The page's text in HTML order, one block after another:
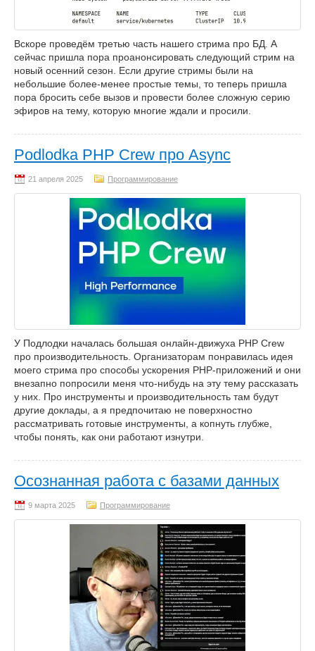
Вскоре проведём третью часть нашего стрима про БД. А
сейчас пришла пора проанонсировать следующий стрим на
новый осенний сезон. Если другие стримы были на
небольшие более-менее простые темы, то теперь пришла
пора бросить себе вызов и провести более сложную серию
эфиров на тему, которую многие ждали и просили.
Podlodka PHP Crew про Async
Программирование
У Подлодки началась большая онлайн-движуха PHP Crew
про производительность. Организаторам понравилась идея
моего стрима про способы ускорения PHP-приложений и они
внезапно попросили меня что-нибудь на эту тему рассказать
у них. Про инструменты и производительность там будут
другие доклады, а я предпочитаю не поверхностно
рассматривать готовые инструменты, а копнуть глубже,
чтобы понять, как они работают изнутри.
Осознанная работа с базами данных
Программирование